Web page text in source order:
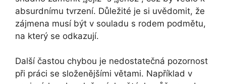
absurdnímu tvrzení. Důležité je si uvědomit, že
zájmena musí být v souladu s rodem podmětu,
na který se odkazují.
Další častou chybou je nedostatečná pozornost
při práci se složenějšími větami. Například v